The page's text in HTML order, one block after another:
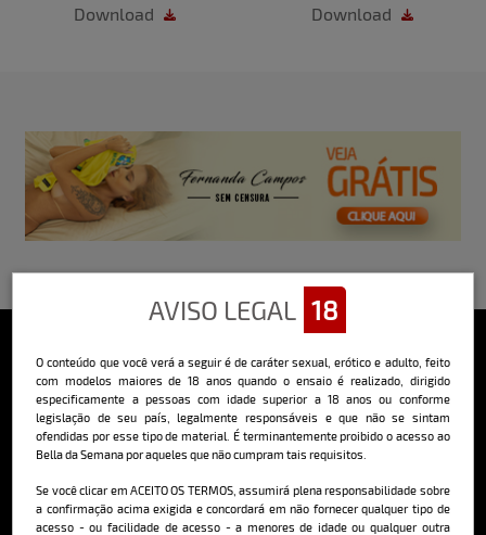
Download Download
AVISO LEGAL 18
O conteúdo que você verá a seguir é de caráter sexual, erótico e adulto, feito
com modelos maiores de 18 anos quando o ensaio é realizado, dirigido
especificamente a pessoas com idade superior a 18 anos ou conforme
legislação de seu país, legalmente responsáveis e que não se sintam
ofendidas por esse tipo de material. É terminantemente proibido o acesso ao
Bella da Semana por aqueles que não cumpram tais requisitos.
Se você clicar em ACEITO OS TERMOS, assumirá plena responsabilidade sobre
a confirmação acima exigida e concordará em não fornecer qualquer tipo de
acesso - ou facilidade de acesso - a menores de idade ou qualquer outra
Sobre o Bella
O Bella da Semana é a maior e mais longeva revista masculina digital
do Brasil, com ensaios fotográficos e vídeos exclusivos de alta
qualidade, além de conteúdo editorial sobre saúde, esportes, moda,
Saiba mais